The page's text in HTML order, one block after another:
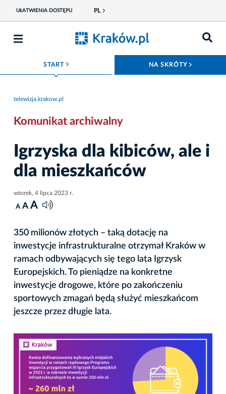
UŁATWIENIA DOSTĘPU PL
START ROZWIŃ MENU NA SKRÓTY
telewizja.krakow.pl
Komunikat archiwalny
Igrzyska dla kibiców, ale i
dla mieszkańców
wtorek, 4 lipca 2023 r.
A A A
350 milionów złotych – taką dotację na
inwestycje infrastrukturalne otrzymał Kraków w
ramach odbywających się tego lata Igrzysk
Europejskich. To pieniądze na konkretne
inwestycje drogowe, które po zakończeniu
sportowych zmagań będą służyć mieszkańcom
jeszcze przez długie lata.